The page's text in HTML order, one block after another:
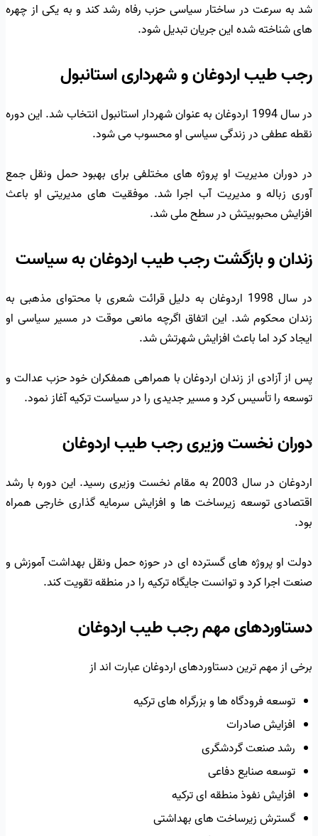
شد به سرعت در ساختار سیاسی حزب رفاه رشد کند و به یکی از چهره
های شناخته شده این جریان تبدیل شود.
رجب طیب اردوغان و شهرداری استانبول
در سال 1994 اردوغان به عنوان شهردار استانبول انتخاب شد. این دوره
نقطه عطفی در زندگی سیاسی او محسوب می شود.
در دوران مدیریت او پروژه های مختلفی برای بهبود حمل ونقل جمع
آوری زباله و مدیریت آب اجرا شد. موفقیت های مدیریتی او باعث
افزایش محبوبیتش در سطح ملی شد.
زندان و بازگشت رجب طیب اردوغان به سیاست
در سال 1998 اردوغان به دلیل قرائت شعری با محتوای مذهبی به
زندان محکوم شد. این اتفاق اگرچه مانعی موقت در مسیر سیاسی او
ایجاد کرد اما باعث افزایش شهرتش شد.
پس از آزادی از زندان اردوغان با همراهی همفکران خود حزب عدالت و
توسعه را تأسیس کرد و مسیر جدیدی را در سیاست ترکیه آغاز نمود.
دوران نخست وزیری رجب طیب اردوغان
اردوغان در سال 2003 به مقام نخست وزیری رسید. این دوره با رشد
اقتصادی توسعه زیرساخت ها و افزایش سرمایه گذاری خارجی همراه
بود.
دولت او پروژه های گسترده ای در حوزه حمل ونقل بهداشت آموزش و
صنعت اجرا کرد و توانست جایگاه ترکیه را در منطقه تقویت کند.
دستاوردهای مهم رجب طیب اردوغان
برخی از مهم ترین دستاوردهای اردوغان عبارت اند از
توسعه فرودگاه ها و بزرگراه های ترکیه
افزایش صادرات
رشد صنعت گردشگری
توسعه صنایع دفاعی
افزایش نفوذ منطقه ای ترکیه
گسترش زیرساخت های بهداشتی